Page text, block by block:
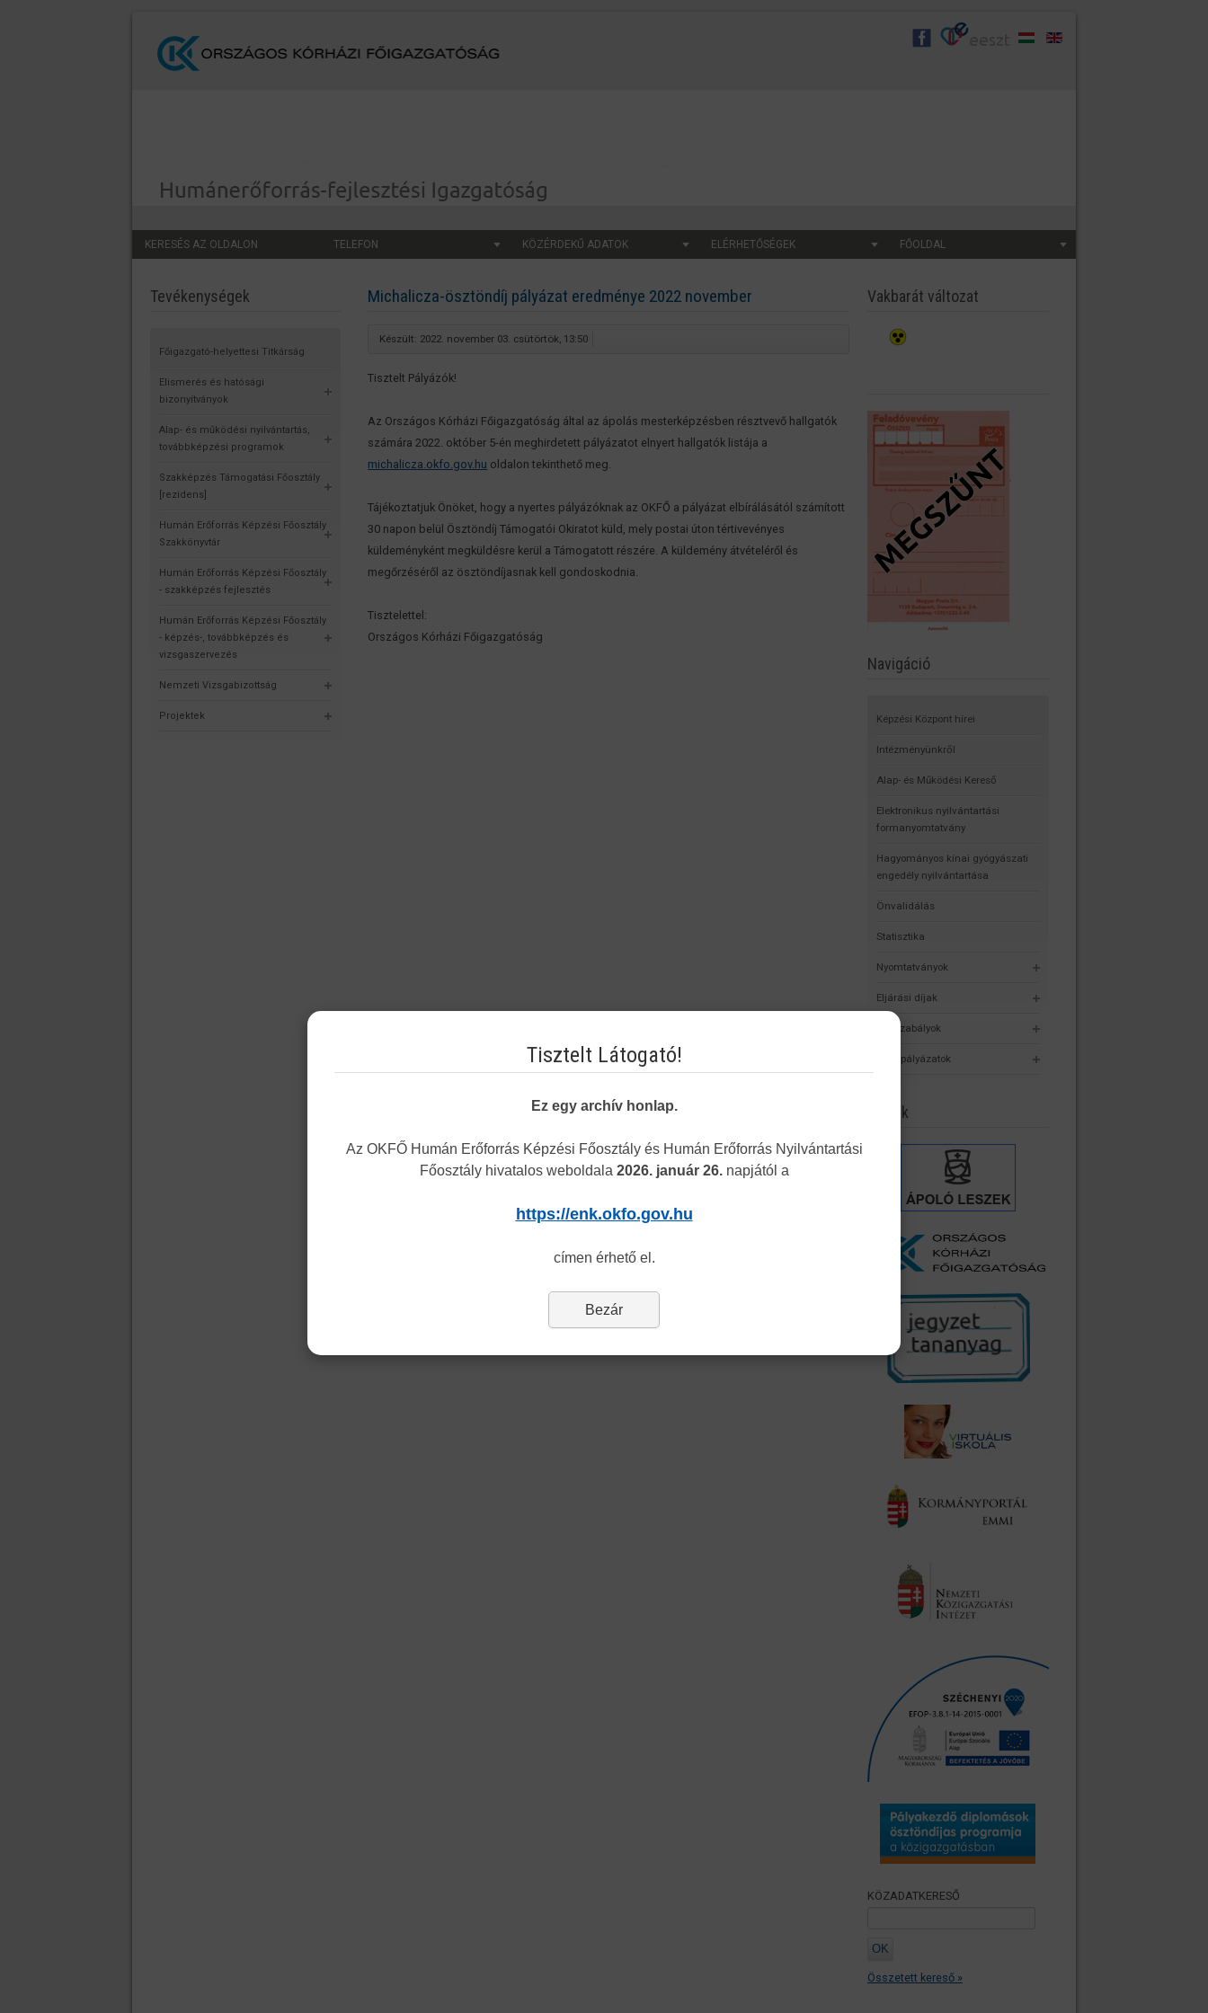
KERESÉS AZ OLDALON TELEFON KÖZÉRDEKŰ ADATOK ELÉRHETŐSÉGEK FŐOLDAL
Tevékenységek
Főigazgató-helyettesi Titkárság
Elismerés és hatósági
bizonyítványok
Alap- és működési nyilvántartás,
továbbképzési programok
Szakképzés Támogatási Főosztály
[rezidens]
Humán Erőforrás Képzési Főosztály
Szakkönyvtár
Humán Erőforrás Képzési Főosztály
- szakképzés fejlesztés
Humán Erőforrás Képzési Főosztály
- képzés-, továbbképzés és
vizsgaszervezés
Nemzeti Vizsgabizottság
Projektek
Michalicza-ösztöndíj pályázat eredménye 2022 november
Készült: 2022. november 03. csütörtök, 13:50
Tisztelt Pályázók!
Az Országos Kórházi Főigazgatóság által az ápolás mesterképzésben résztvevő hallgatók
számára 2022. október 5-én meghirdetett pályázatot elnyert hallgatók listája a
michalicza.okfo.gov.hu oldalon tekinthető meg.
Tájékoztatjuk Önöket, hogy a nyertes pályázóknak az OKFŐ a pályázat elbírálásától számított
30 napon belül Ösztöndíj Támogatói Okiratot küld, mely postai úton tértivevényes
küldeményként megküldésre kerül a Támogatott részére. A küldemény átvételéről és
megőrzéséről az ösztöndíjasnak kell gondoskodnia.
Tisztelettel:
Országos Kórházi Főigazgatóság
Vakbarát változat
Navigáció
Képzési Központ hírei
Intézményünkről
Alap- és Működési Kereső
Elektronikus nyilvántartási
formanyomtatvány
Hagyományos kínai gyógyászati
engedély nyilvántartása
Önvalidálás
Statisztika
Nyomtatványok
Eljárási díjak
Jogszabályok
Álláspályázatok
Linkek
KÖZADATKERESŐ
Összetett kereső »
Tisztelt Látogató!
Ez egy archív honlap.
Az OKFŐ Humán Erőforrás Képzési Főosztály és Humán Erőforrás Nyilvántartási
Főosztály hivatalos weboldala 2026. január 26.napjától a
https://enk.okfo.gov.hu
címen érhető el.
Bezár